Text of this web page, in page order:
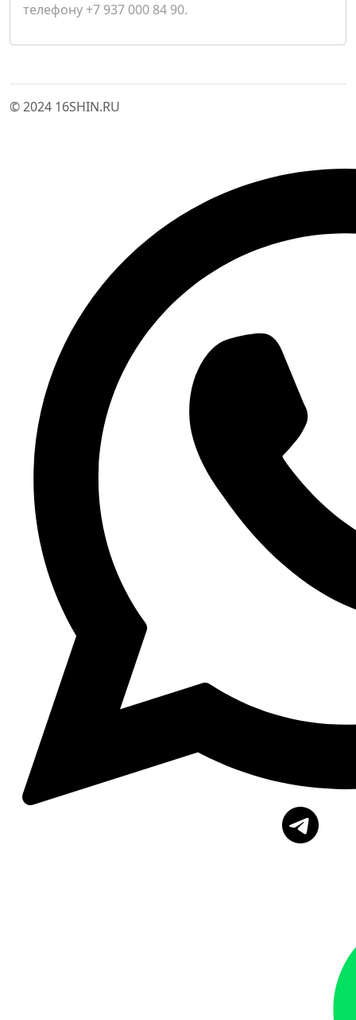
телефону +7 937 000 84 90.
© 2024 16SHIN.RU